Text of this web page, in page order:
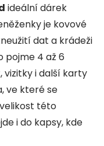
ideální dárek
je kovové
dat a krádeži
pojme 4 až 6
i další karty
ve které se
této
i do kapsy, kde